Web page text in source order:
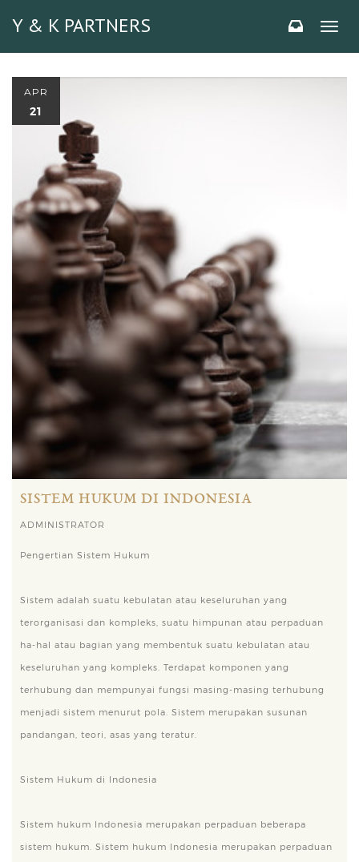
Y & K PARTNERS
APR
21
SISTEM HUKUM DI INDONESIA
ADMINISTRATOR
Pengertian Sistem Hukum
Sistem adalah suatu kebulatan atau keseluruhan yang
terorganisasi dan kompleks, suatu himpunan atau perpaduan
ha-hal atau bagian yang membentuk suatu kebulatan atau
keseluruhan yang kompleks. Terdapat komponen yang
terhubung dan mempunyai fungsi masing-masing terhubung
menjadi sistem menurut pola. Sistem merupakan susunan
pandangan, teori, asas yang teratur.
Sistem Hukum di Indonesia
Sistem hukum Indonesia merupakan perpaduan beberapa
sistem hukum. Sistem hukum Indonesia merupakan perpaduan